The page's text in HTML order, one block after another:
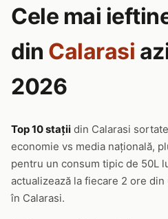
Cele mai
din Calarasi
2026
Top 10 stații din Calarasi
economie vs media națională,
pentru un consum tipic de 50L
actualizează la fiecare 2 ore
în Calarasi.